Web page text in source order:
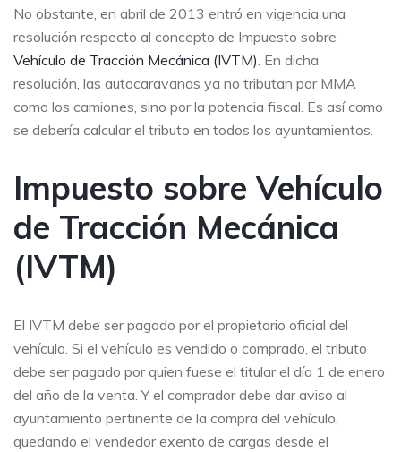
No obstante, en abril de 2013 entró en vigencia una
resolución respecto al concepto de Impuesto sobre
Vehículo de Tracción Mecánica (IVTM). En dicha
resolución, las autocaravanas ya no tributan por MMA
como los camiones, sino por la potencia fiscal. Es así como
se debería calcular el tributo en todos los ayuntamientos.
Impuesto sobre Vehículo
de Tracción Mecánica
(IVTM)
El IVTM debe ser pagado por el propietario oficial del
vehículo. Si el vehículo es vendido o comprado, el tributo
debe ser pagado por quien fuese el titular el día 1 de enero
del año de la venta. Y el comprador debe dar aviso al
ayuntamiento pertinente de la compra del vehículo,
quedando el vendedor exento de cargas desde el